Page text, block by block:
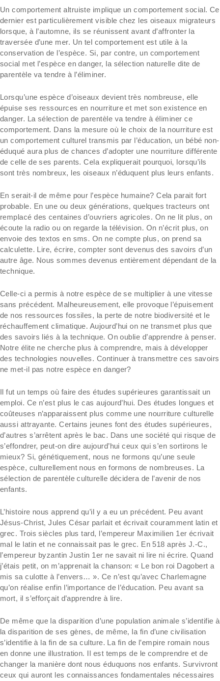
Un comportement altruiste implique un comportement social. Ce
dernier est particulièrement visible chez les oiseaux migrateurs
lorsque, à l’automne, ils se réunissent avant d’affronter la
traversée d’une mer. Un tel comportement est utile à la
conservation de l’espèce. Si, par contre, un comportement
social met l’espèce en danger, la sélection naturelle dite de
parentèle va tendre à l’éliminer.
Lorsqu’une espèce d’oiseaux devient très nombreuse, elle
épuise ses ressources en nourriture et met son existence en
danger. La sélection de parentèle va tendre à éliminer ce
comportement. Dans la mesure où le choix de la nourriture est
un comportement culturel transmis par l’éducation, un bébé non-
éduqué aura plus de chances d’adopter une nourriture différente
de celle de ses parents. Cela expliquerait pourquoi, lorsqu’ils
sont très nombreux, les oiseaux n’éduquent plus leurs enfants.
En serait-il de même pour l’espèce humaine? Cela parait fort
probable. En une ou deux générations, quelques tracteurs ont
remplacé des centaines d’ouvriers agricoles. On ne lit plus, on
écoute la radio ou on regarde la télévision. On n’écrit plus, on
envoie des textos en sms. On ne compte plus, on prend sa
calculette. Lire, écrire, compter sont devenus des savoirs d’un
autre âge. Nous sommes devenus entièrement dépendant de la
technique.
Celle-ci a permis à notre espèce de se multiplier à une vitesse
sans précédent. Malheureusement, elle provoque l’épuisement
de nos ressources fossiles, la perte de notre biodiversité et le
réchauffement climatique. Aujourd’hui on ne transmet plus que
des savoirs liés à la technique. On oublie d’apprendre à penser.
Notre élite ne cherche plus à comprendre, mais à développer
des technologies nouvelles. Continuer à transmettre ces savoirs
ne met-il pas notre espèce en danger?
Il fut un temps où faire des études supérieures garantissait un
emploi. Ce n’est plus le cas aujourd’hui. Des études longues et
coûteuses n’apparaissent plus comme une nourriture culturelle
aussi attrayante. Certains jeunes font des études supérieures,
d’autres s’arrêtent après le bac. Dans une société qui risque de
s’effondrer, peut-on dire aujourd’hui ceux qui s’en sortirons le
mieux? Si, génétiquement, nous ne formons qu’une seule
espèce, culturellement nous en formons de nombreuses. La
sélection de parentèle culturelle décidera de l’avenir de nos
enfants.
L’histoire nous apprend qu’il y a eu un précédent. Peu avant
Jésus-Christ, Jules César parlait et écrivait couramment latin et
grec. Trois siècles plus tard, l’empereur Maximilien 1er écrivait
mal le latin et ne connaissait pas le grec. En 518 après J.-C.,
l’empereur byzantin Justin 1er ne savait ni lire ni écrire. Quand
j’étais petit, on m’apprenait la chanson: « Le bon roi Dagobert a
mis sa culotte à l’envers… ». Ce n’est qu’avec Charlemagne
qu’on réalise enfin l’importance de l’éducation. Peu avant sa
mort, il s’efforçait d’apprendre à lire.
De même que la disparition d’une population animale s’identifie à
la disparition de ses gènes, de même, la fin d’une civilisation
s’identifie à la fin de sa culture. La fin de l’empire romain nous
en donne une illustration. Il est temps de le comprendre et de
changer la manière dont nous éduquons nos enfants. Survivront
ceux qui auront les connaissances fondamentales nécessaires